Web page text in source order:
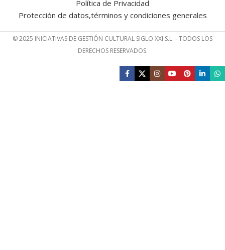
Política de Privacidad
Protección de datos,términos y condiciones generales
© 2025 INICIATIVAS DE GESTIÓN CULTURAL SIGLO XXI S.L. - TODOS LOS
DERECHOS RESERVADOS.